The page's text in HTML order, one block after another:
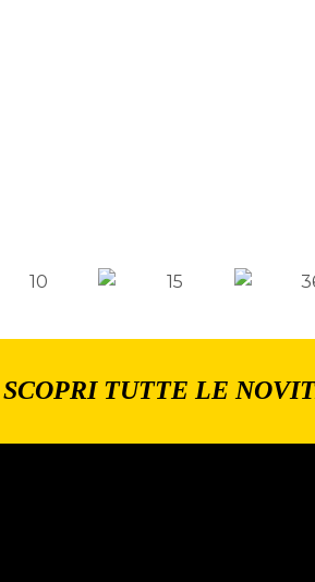
SCOPRI TUTTE LE